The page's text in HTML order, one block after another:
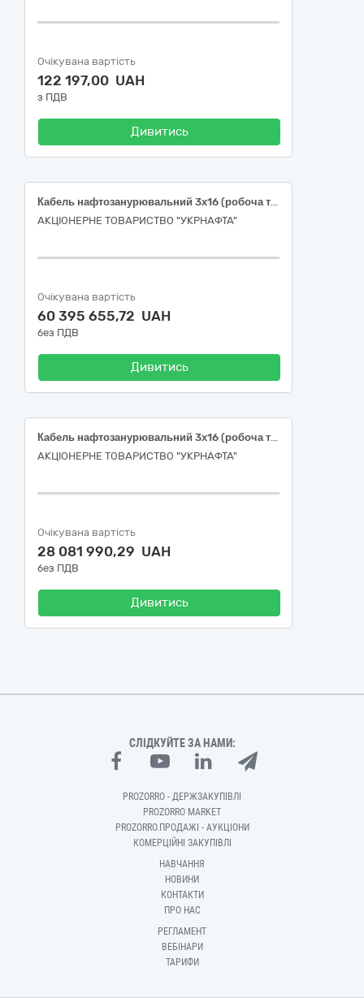
Очікувана вартість
122 197,00 UAH
з ПДВ
Дивитись
Кабель нафтозанурювальний 3х16 (робоча температура не менше 170 °С) і 3х10 (робоча температура не менше 200 °С) для ЕВН
АКЦІОНЕРНЕ ТОВАРИСТВО "УКPНAФТА"
Очікувана вартість
60 395 655,72 UAH
без ПДВ
Дивитись
Кабель нафтозанурювальний 3х16 (робоча температура не менше 150 °С) для ЕВН
АКЦІОНЕРНЕ ТОВАРИСТВО "УКPНAФТА"
Очікувана вартість
28 081 990,29 UAH
без ПДВ
Дивитись
СЛІДКУЙТЕ ЗА НАМИ:
PROZORRO - ДЕРЖЗАКУПІВЛІ
PROZORRO MARKET
PROZORRO.ПРОДАЖІ - АУКЦІОНИ
КОМЕРЦІЙНІ ЗАКУПІВЛІ
НАВЧАННЯ
НОВИНИ
КОНТАКТИ
ПРО НАС
РЕГЛАМЕНТ
ВЕБІНАРИ
ТАРИФИ